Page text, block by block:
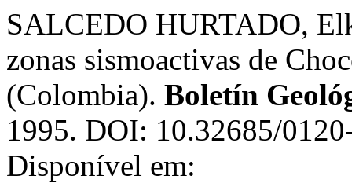
SALCEDO HURTADO,
zonas sismoactivas de
(Colombia). Boletín
1995. DOI: 10.32685/
Disponível em: